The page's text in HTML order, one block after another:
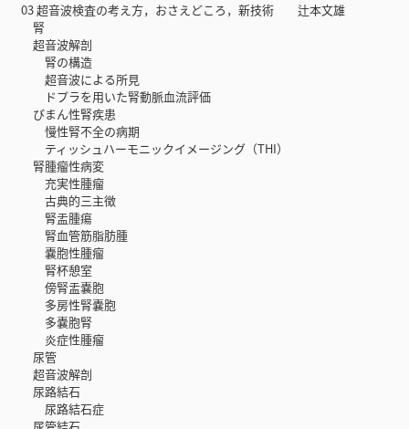
03 超音波検査の考え方，おさえどころ，新技術 辻本文雄
腎
超音波解剖
腎の構造
超音波による所見
ドプラを用いた腎動脈血流評価
びまん性腎疾患
慢性腎不全の病期
ティッシュハーモニックイメージング（THI）
腎腫瘤性病変
充実性腫瘤
古典的三主徴
腎盂腫瘍
腎血管筋脂肪腫
嚢胞性腫瘤
腎杯憩室
傍腎盂嚢胞
多房性腎嚢胞
多嚢胞腎
炎症性腫瘤
尿管
超音波解剖
尿路結石
尿路結石症